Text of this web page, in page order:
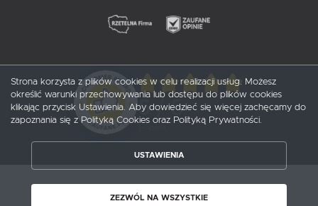
5/ 5
Copyright by probox.pl
Strona korzysta z plików cookies w celu realizacji usług. Możesz
określić warunki przechowywania lub dostępu do plików cookies
klikając przycisk Ustawienia. Aby dowiedzieć się więcej zachęcamy do
zapoznania się z Polityką Cookies oraz Polityką Prywatności.
USTAWIENIA
ZEZWÓL NA WSZYSTKIE
ZEZWÓL NA WSZYSTKIE